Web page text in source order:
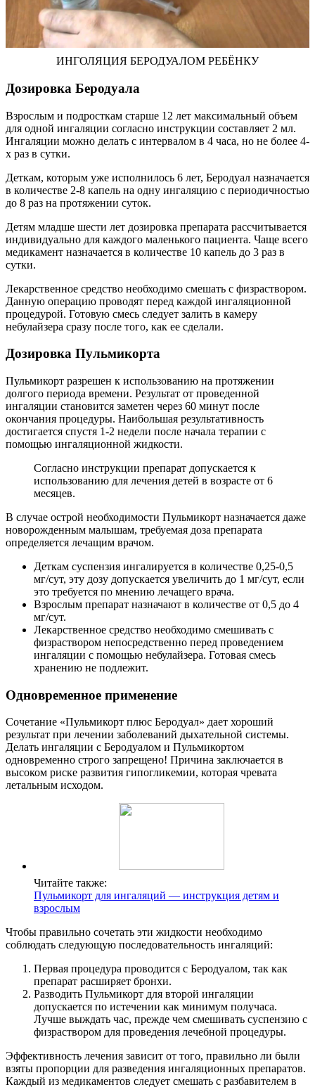
ИНГОЛЯЦИЯ БЕРОДУАЛОМ РЕБЁНКУ
Дозировка Беродуала
Взрослым и подросткам старше 12 лет максимальный объем
для одной ингаляции согласно инструкции составляет 2 мл.
Ингаляции можно делать с интервалом в 4 часа, но не более 4-
х раз в сутки.
Деткам, которым уже исполнилось 6 лет, Беродуал назначается
в количестве 2-8 капель на одну ингаляцию с периодичностью
до 8 раз на протяжении суток.
Детям младше шести лет дозировка препарата рассчитывается
индивидуально для каждого маленького пациента. Чаще всего
медикамент назначается в количестве 10 капель до 3 раз в
сутки.
Лекарственное средство необходимо смешать с физраствором.
Данную операцию проводят перед каждой ингаляционной
процедурой. Готовую смесь следует залить в камеру
небулайзера сразу после того, как ее сделали.
Дозировка Пульмикорта
Пульмикорт разрешен к использованию на протяжении
долгого периода времени. Результат от проведенной
ингаляции становится заметен через 60 минут после
окончания процедуры. Наибольшая результативность
достигается спустя 1-2 недели после начала терапии с
помощью ингаляционной жидкости.
Согласно инструкции препарат допускается к
использованию для лечения детей в возрасте от 6
месяцев.
В случае острой необходимости Пульмикорт назначается даже
новорожденным малышам, требуемая доза препарата
определяется лечащим врачом.
Деткам суспензия ингалируется в количестве 0,25-0,5
мг/сут, эту дозу допускается увеличить до 1 мг/сут, если
это требуется по мнению лечащего врача.
Взрослым препарат назначают в количестве от 0,5 до 4
мг/сут.
Лекарственное средство необходимо смешивать с
физраствором непосредственно перед проведением
ингаляции с помощью небулайзера. Готовая смесь
хранению не подлежит.
Одновременное применение
Сочетание «Пульмикорт плюс Беродуал» дает хороший
результат при лечении заболеваний дыхательной системы.
Делать ингаляции с Беродуалом и Пульмикортом
одновременно строго запрещено! Причина заключается в
высоком риске развития гипогликемии, которая чревата
летальным исходом.
Читайте также:
Пульмикорт для ингаляций — инструкция детям и
взрослым
Чтобы правильно сочетать эти жидкости необходимо
соблюдать следующую последовательность ингаляций:
Первая процедура проводится с Беродуалом, так как
препарат расширяет бронхи.
Разводить Пульмикорт для второй ингаляции
допускается по истечении как минимум получаса.
Лучше выждать час, прежде чем смешивать суспензию с
физраствором для проведения лечебной процедуры.
Эффективность лечения зависит от того, правильно ли были
взяты пропорции для разведения ингаляционных препаратов.
Каждый из медикаментов следует смешать с разбавителем в